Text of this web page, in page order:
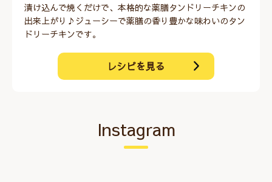
漬け込んで焼くだけで、本格的な薬膳タンドリーチキンの
出来上がり♪ジューシーで薬膳の香り豊かな味わいのタン
ドリーチキンです。
レシピを見る
Instagram